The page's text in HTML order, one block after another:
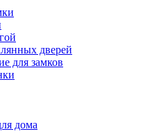
дверей
для замков
дома